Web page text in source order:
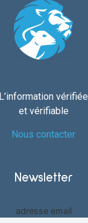
L’information vérifiée
et vérifiable
Nous contacter
Newsletter
adresse email